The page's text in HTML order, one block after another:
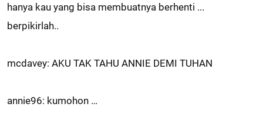
hanya kau yang bisa membuatnya berhenti ...
berpikirlah..
mcdavey: AKU TAK TAHU ANNIE DEMI TUHAN
annie96: kumohon …